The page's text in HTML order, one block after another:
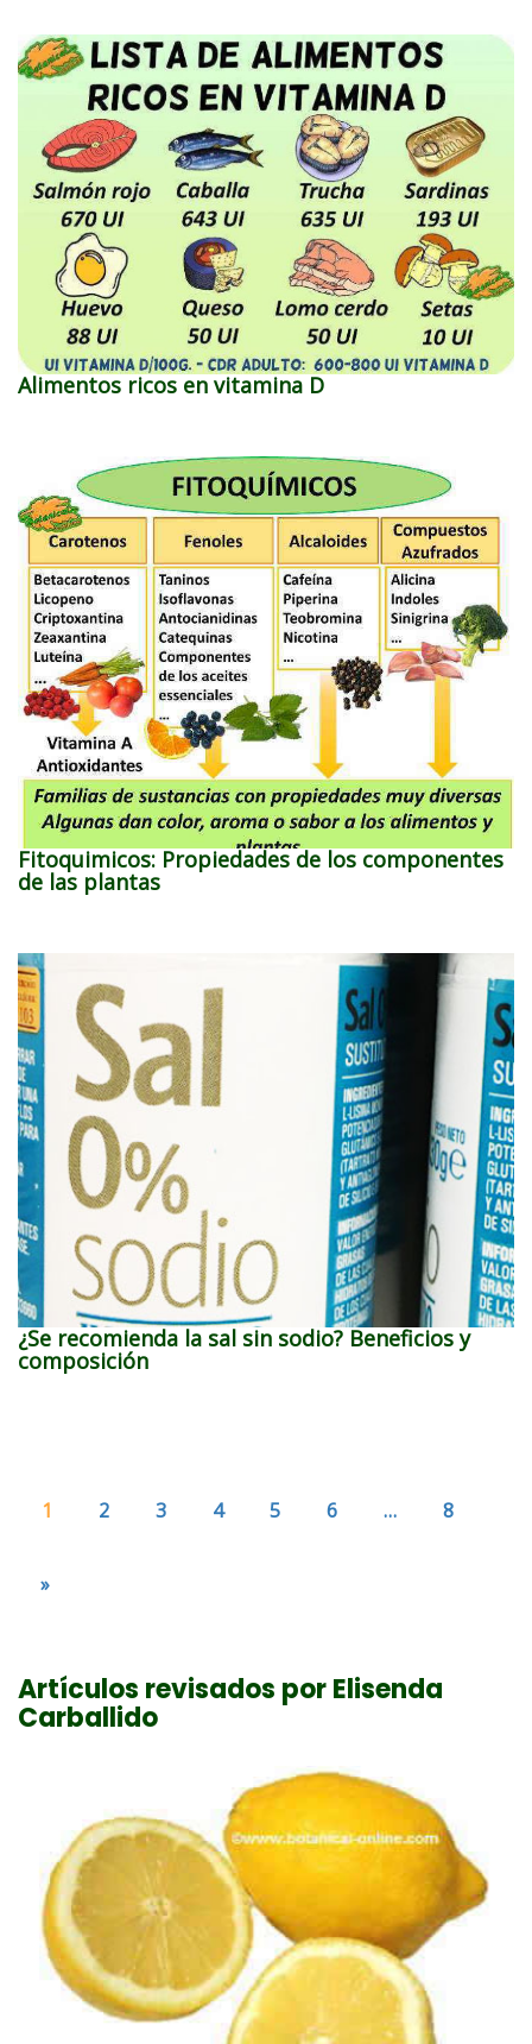
Alimentos ricos en vitamina D
Fitoquimicos: Propiedades de los componentes
de las plantas
¿Se recomienda la sal sin sodio? Beneficios y
composición
1 2 3 4 5 6 … 8
»
Artículos revisados por Elisenda
Carballido